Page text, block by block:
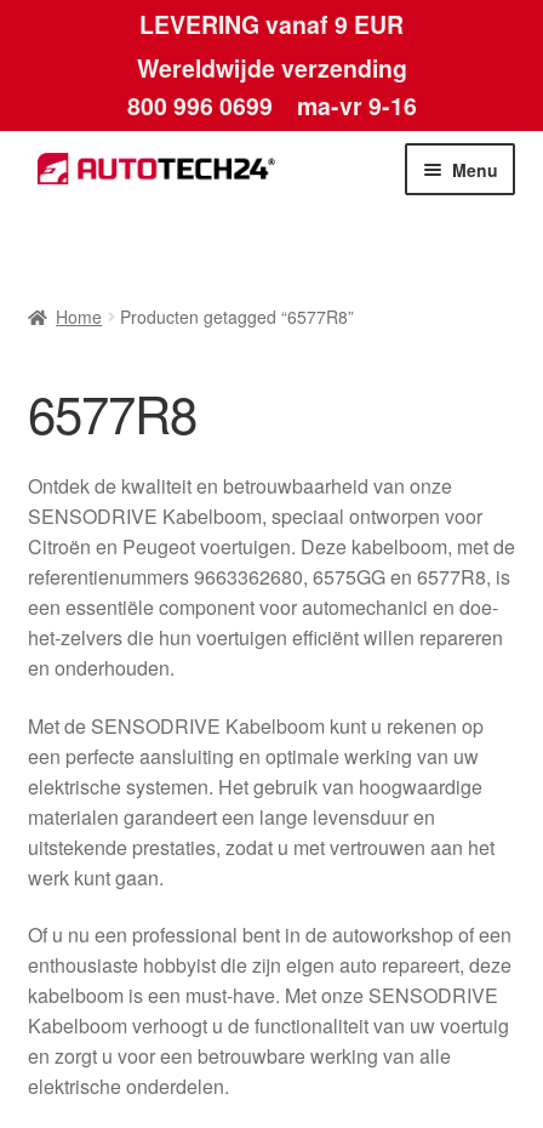
LEVERING vanaf 9 EUR
Wereldwijde verzending
800 996 0699 ma-vr 9-16
Ga
door
Ga
naar
Menu
Betalingen
Contact
Kassa
Klachten
Levering
Mijn account
Over ons
Privacybeleid
Wereldwijde verzending
Winkelwagen
Home Producten getagged “6577R8”
6577R8
Ontdek de kwaliteit en betrouwbaarheid van onze
SENSODRIVE Kabelboom, speciaal ontworpen voor
Citroën en Peugeot voertuigen. Deze kabelboom, met de
referentienummers 9663362680, 6575GG en 6577R8, is
een essentiële component voor automechanici en doe-
het-zelvers die hun voertuigen efficiënt willen repareren
en onderhouden.
Met de SENSODRIVE Kabelboom kunt u rekenen op
een perfecte aansluiting en optimale werking van uw
elektrische systemen. Het gebruik van hoogwaardige
materialen garandeert een lange levensduur en
uitstekende prestaties, zodat u met vertrouwen aan het
werk kunt gaan.
Of u nu een professional bent in de autoworkshop of een
enthousiaste hobbyist die zijn eigen auto repareert, deze
kabelboom is een must-have. Met onze SENSODRIVE
Kabelboom verhoogt u de functionaliteit van uw voertuig
en zorgt u voor een betrouwbare werking van alle
elektrische onderdelen.